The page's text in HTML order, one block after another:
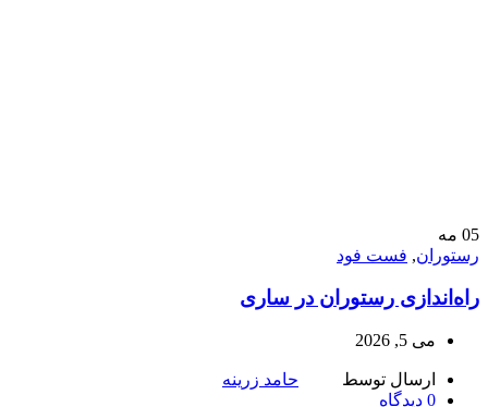
05 مه
رستوران, فست فود
راه‌اندازی رستوران در ساری
می 5, 2026
ارسال توسط
حامد زرینه
0 دیدگاه